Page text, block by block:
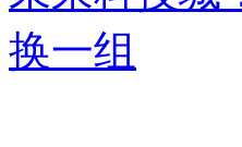
换一组